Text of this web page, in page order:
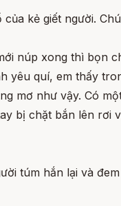
kẻ giết người.
núp xong thì bọn
yêu quí, em thấy
mơ như vậy. Có
bị chặt bắn lên rơi
túm hắn lại và